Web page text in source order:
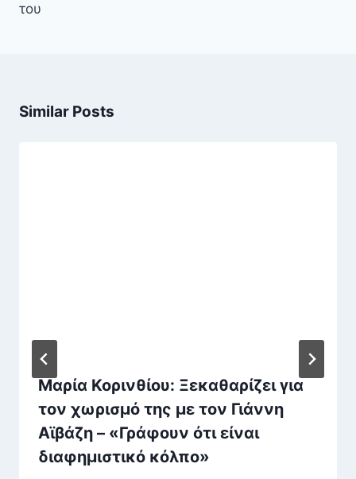
του
Similar Posts
Μαρία Κορινθίου: Ξεκαθαρίζει για
τον χωρισμό της με τον Γιάννη
Αϊβάζη – «Γράφουν ότι είναι
διαφημιστικό κόλπο»